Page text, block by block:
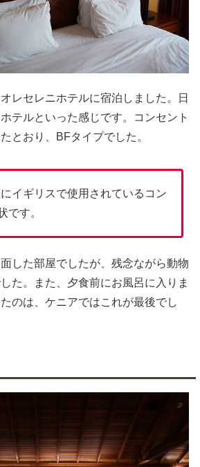
レセレニホテルに宿泊しました。日
テルといった感じです。コンセント
とおり、BFタイプでした。
イギリスで使用されているコン
です。
した部屋でしたが、残念ながら動物
た。また、夕食前にお風呂に入りま
のは、ケニアではこれが最後でし